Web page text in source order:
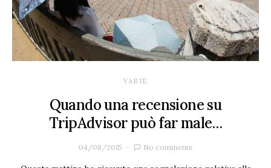
VARIE
Quando una recensione su
TripAdvisor può far male…
04/08/2015 No comments